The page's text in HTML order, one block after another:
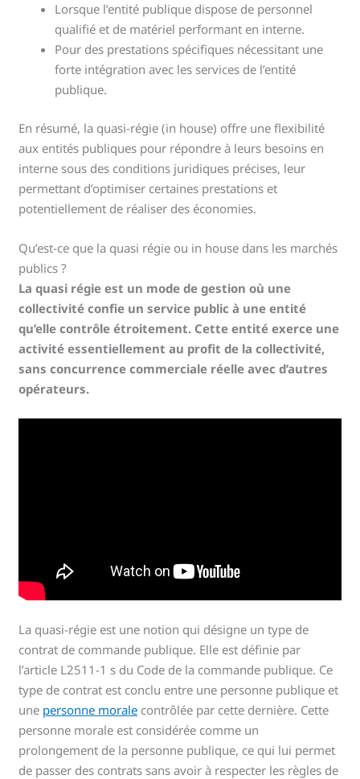
Lorsque l’entité publique dispose de personnel
qualifié et de matériel performant en interne.
Pour des prestations spécifiques nécessitant une
forte intégration avec les services de l’entité
publique.
En résumé, la quasi-régie (in house) offre une flexibilité
aux entités publiques pour répondre à leurs besoins en
interne sous des conditions juridiques précises, leur
permettant d’optimiser certaines prestations et
potentiellement de réaliser des économies.
Qu’est-ce que la quasi régie ou in house dans les marchés
publics ?
La quasi régie est un mode de gestion où une
collectivité confie un service public à une entité
qu’elle contrôle étroitement. Cette entité exerce une
activité essentiellement au profit de la collectivité,
sans concurrence commerciale réelle avec d’autres
opérateurs.
La quasi-régie est une notion qui désigne un type de
contrat de commande publique. Elle est définie par
l’article L2511-1 s du Code de la commande publique. Ce
type de contrat est conclu entre une personne publique et
une personne morale contrôlée par cette dernière. Cette
personne morale est considérée comme un
prolongement de la personne publique, ce qui lui permet
de passer des contrats sans avoir à respecter les règles de